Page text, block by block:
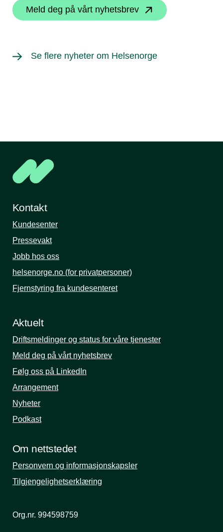
Meld deg på vårt nyhetsbrev
Se flere nyheter om Helsenorge
Kontakt
Kundesenter
Pressevakt
Jobb hos oss
helsenorge.no (for privatpersoner)
Fjernstyring fra kundesenteret
Aktuelt
Driftsmeldinger og status for våre tjenester
Meld deg på vårt nyhetsbrev
Følg oss på LinkedIn
Arrangement
Nyheter
Podkast
Om nettstedet
Personvern og informasjonskapsler
Tilgjengelighetserklæring
Org.nr. 994598759